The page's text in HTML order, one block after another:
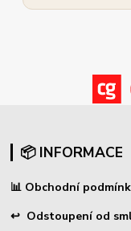
📦 INFORMACE
📊 Obchodní
↩ Odstoupení od